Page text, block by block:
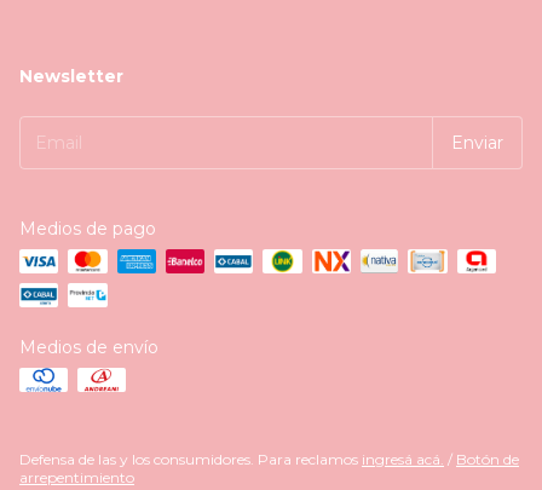
Newsletter
Medios de pago
Medios de envío
Defensa de las y los consumidores. Para reclamos ingresá acá. / Botón de
arrepentimiento